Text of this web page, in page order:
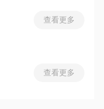
查看更多
查看更多